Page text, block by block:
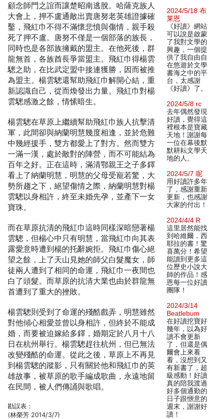
顧念師門之誼而讓楚昭南逃脫。哈薩克族人
大會上，押不盧通敵出賣唐努老英雄證據確
鑿，飛紅巾不得不滿懷悲憤與傷情，親手殺
死了押不盧。唐努不僅是一個部落的族長，
同時也是各部族擁戴的盟主。在他死後，群
龍無首，各族酋長爭當盟主。飛紅巾得楊雲
驄之助，在比武定盟中接連獲勝，因而被推
為盟主。楊雲驄還幫助飛紅巾解開心結，重
新認識自己，從而煥發出力量。飛紅巾對楊
雲驄感激之餘，情愫暗生。
楊雲驄在草原上繼續幫助飛紅巾族人抗擊清
軍，此間卻與納蘭明慧幾度相逢，並於危難
中幾經援手，雙方都愛上了對方。然而雙方
一滿一漢，處於敵對的陣營，而不可能結為
百年之好。正在這時，滿清鄂親王之子多鐸
看上了納蘭明慧，明慧的父母受寵若驚，大
勢所趨之下，絕望傷情之際，納蘭明慧對楊
雲驄以身相許，終至未婚先孕，並產下一女
寶珠。
而在草原抗清的飛紅巾這時同樣深暗戀著楊
雲驄，但楊心中只有明慧，當飛紅巾向其表
露愛意時遭到楊的托辭婉拒。飛紅巾傷心絕
望之餘，上了天山見她的師父白髮魔女，師
徒兩人遭到了相同的命運，飛紅巾一夜間也
白了頭髮。而草原的抗清大業也由於群龍無
首遭到了重大的挫敗。
楊雲驄則受到了命運的殘酷戲弄，明慧雖然
對他傾心相愛並曾以身相許，但終於不能成
婚，而要被迫嫁給多鐸，婚期定於八月十八
日在杭州舉行。楊雲驄趕往杭州，但已無法
改變殘酷的命運。從此之後，草原上不再見
到楊雲驄的蹤影，只有關於他和飛紅巾的英
雄故事，被草原的歌手編成歌曲，永遠地留
在民間，被人們傳誦與歌唱。
勘誤表：
(林榮芳 2014/3/7)
2024/5/18 布
莱恩
《好讀》網站
可以說是啟蒙
了我對文學的
興趣，一個提
供了我自由自
在悠遊於文學
書海之中的平
台，太感謝
《好讀》了。
2024/5/8 rc
去年偶然發現
好讀，覺得這
裡根本是寶藏
天地！謝謝每
一位在幕後默
默耕耘文學天
地的人。
2024/5/7 呢
用好讀許多年
了，感謝重新
更新，也感謝
大家的付出！
2024/4/4 R
這里居然能找
到哈維爾．西
耶拉的書！驚
喜萬分！希望
能讀到更多這
位歷史小說大
師的作品！感
恩每一位好讀
團隊！
2024/3/14
Beatlebum
在好讀挖寶好
幾年，以為好
讀不會更新
了，但還是偶
爾會上來看
看，沒想到又
有新書了，超
級感動！好讀
真的陪我渡過
好多個通勤的
日子跟愜意的
週末，謝謝好
讀！